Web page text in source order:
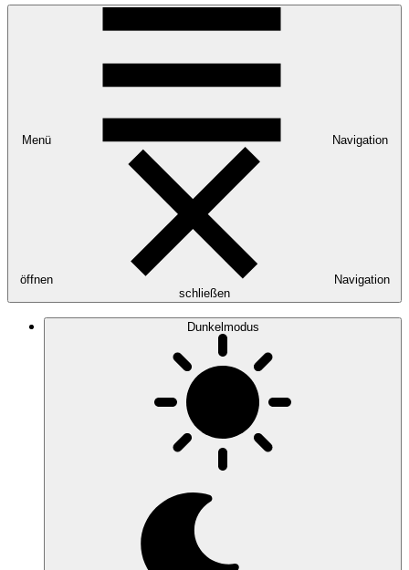
Menü Navigation
öffnen
Navigation
schließen
Dunkelmodus